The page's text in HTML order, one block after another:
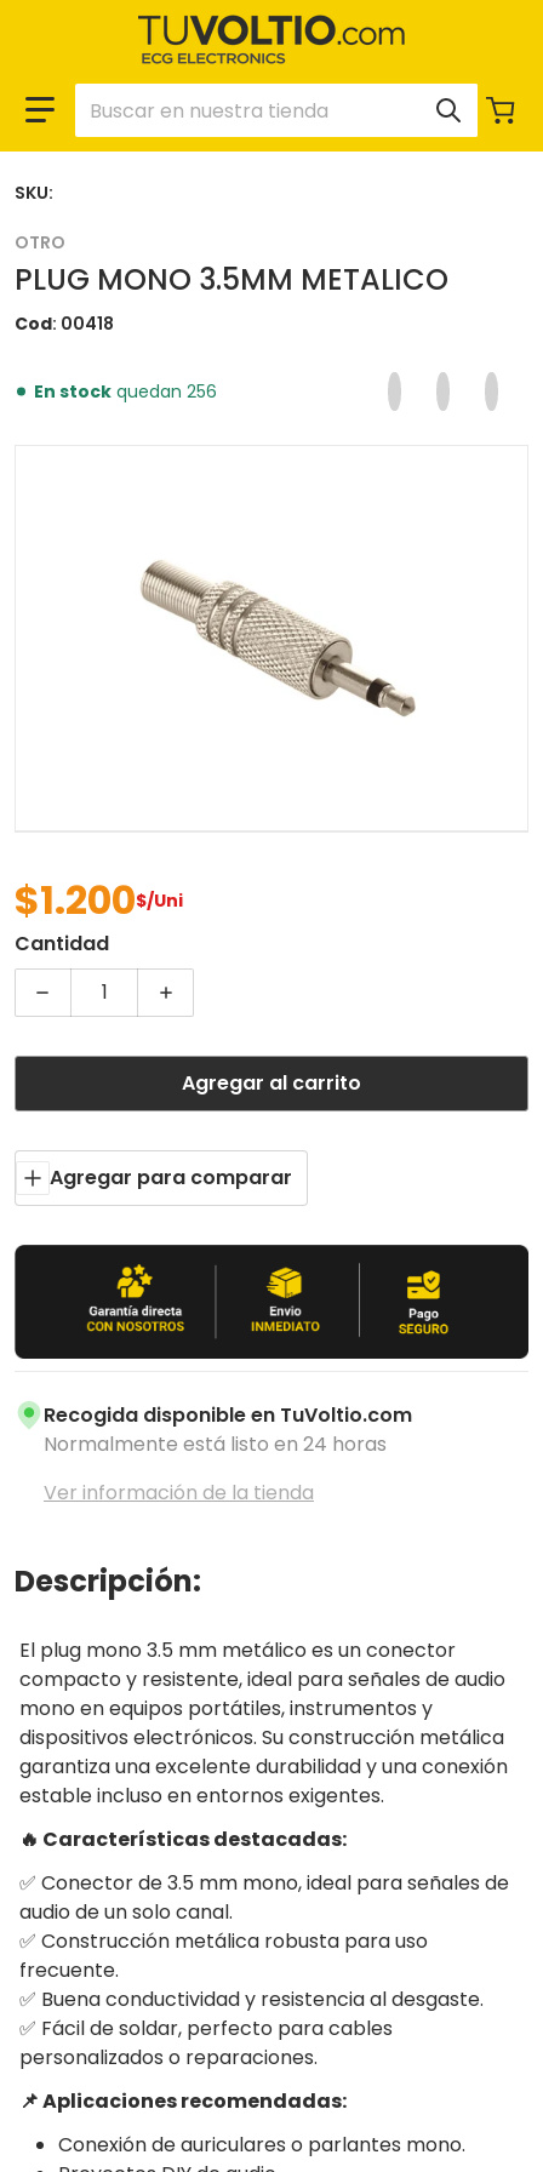
Buscar en nuestra tienda
Abrir contenido
OTRO
PLUG MONO 3.5MM METALICO
Cod 00418
En stock quedan 256 Compartir en
Se abre en una
Twittear
Se abre
Se
$1.200$/Uni
SKU:
Cantidad
Disminuir cantidad para PLUG MONO 3.5MM
Aumentar cantidad para PLUG MONO
Agregar al carrito
Agregar para comparar
Recogida disponible en TuVoltio.com
Normalmente está listo en 24 horas
Ver información de la tienda
Descripción:
El plug mono 3.5 mm metálico es un conector
compacto y resistente, ideal para señales de audio
mono en equipos portátiles, instrumentos y
dispositivos electrónicos. Su construcción metálica
garantiza una excelente durabilidad y una conexión
estable incluso en entornos exigentes.
🔥 Características destacadas:
✅ Conector de 3.5 mm mono, ideal para señales de
audio de un solo canal.
✅ Construcción metálica robusta para uso
frecuente.
✅ Buena conductividad y resistencia al desgaste.
✅ Fácil de soldar, perfecto para cables
personalizados o reparaciones.
📌 Aplicaciones recomendadas:
Conexión de auriculares o parlantes mono.